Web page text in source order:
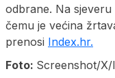
odbrane. Na
čemu je većina
prenosi Index.hr.
Foto: Screenshot/X/